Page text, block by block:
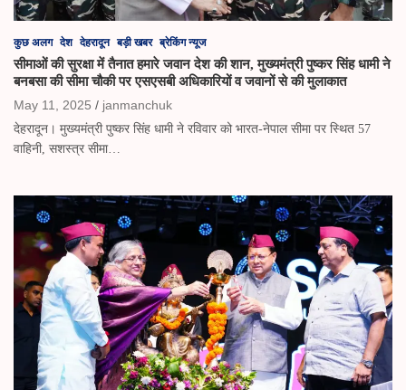
कुछ अलग देश देहरादून बड़ी खबर ब्रेकिंग न्यूज
सीमाओं की सुरक्षा में तैनात हमारे जवान देश की शान, मुख्यमंत्री पुष्कर सिंह धामी ने
बनबसा की सीमा चौकी पर एसएसबी अधिकारियों व जवानों से की मुलाकात
May 11, 2025
janmanchuk
देहरादून। मुख्यमंत्री पुष्कर सिंह धामी ने रविवार को भारत-नेपाल सीमा पर स्थित 57
वाहिनी, सशस्त्र सीमा…